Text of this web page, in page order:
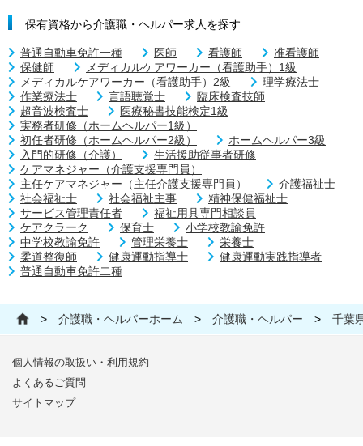
保有資格から介護職・ヘルパー求人を探す
普通自動車免許一種 医師 看護師
准看護師
保健師
メディカルケアワーカー（看護助手）1級
メディカルケアワーカー（看護助手）2級
理学療法士
作業療法士
言語聴覚士
臨床検査技師
超音波検査士
医療秘書技能検定1級
実務者研修（ホームヘルパー1級）
初任者研修（ホームヘルパー2級）
ホームヘルパー3級
入門的研修（介護）
生活援助従事者研修
ケアマネジャー（介護支援専門員）
主任ケアマネジャー（主任介護支援専門員）
介護福祉士
社会福祉士
社会福祉主事
精神保健福祉士
サービス管理責任者
福祉用具専門相談員
ケアクラーク
保育士
小学校教諭免許
中学校教諭免許
管理栄養士
栄養士
柔道整復師
健康運動指導士
健康運動実践指導者
普通自動車免許二種
> 介護職・ヘルパーホーム > 介護職・ヘルパー > 千葉
個人情報の取扱い・利用規約
よくあるご質問
サイトマップ